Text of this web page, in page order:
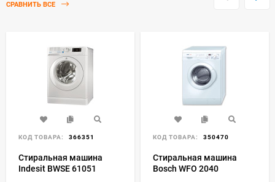
СРАВНИТЬ ВСЕ
КОД ТОВАРА: 366351
Стиральная машина
Indesit BWSE 61051
КОД ТОВАРА: 350470
Стиральная машина
Bosch WFO 2040